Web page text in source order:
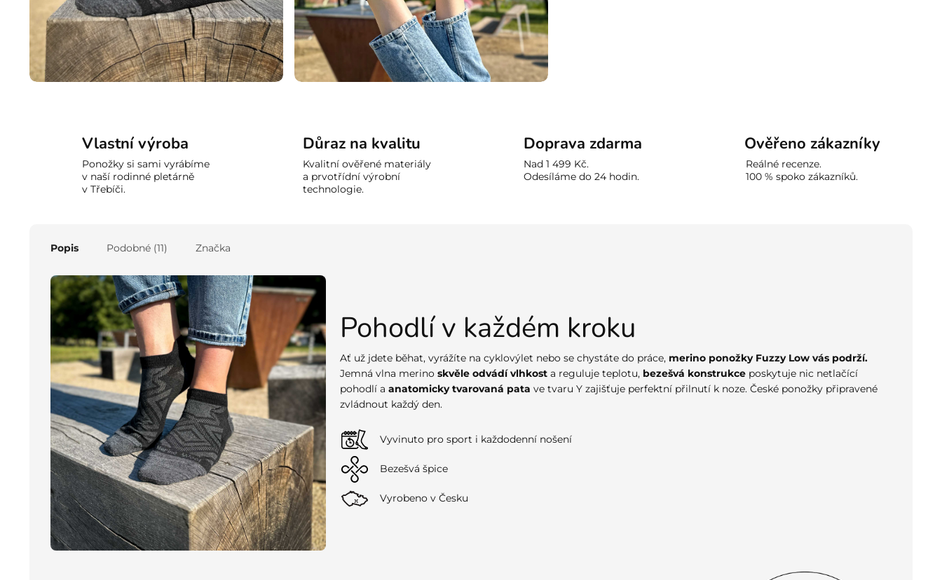
Vlastní výroba
Ponožky si sami vyrábíme
v naší rodinné pletárně
v Třebíči.
Důraz na kvalitu
Kvalitní ověřené materiály
a prvotřídní výrobní
technologie.
Doprava zdarma
Nad 1 499 Kč.
Odesíláme do 24 hodin.
Ověřeno zákazníky
Reálné recenze.
100 % spoko zákazníků.
Popis Podobné (11) Značka
Pohodlí v každém kroku
Ať už jdete běhat, vyrážíte na cyklovýlet nebo se chystáte do práce, merino ponožky Fuzzy Low vás podrží.
Jemná vlna merinoskvěle odvádí vlhkost a reguluje teplotu, bezešvá konstrukce poskytuje nic netlačící
pohodlí aanatomicky tvarovaná pata ve tvaru Y zajišťuje perfektní přilnutí k noze. České ponožky připravené
zvládnout každý den.
Vyvinuto pro sport i každodenní nošení
Bezešvá špice
Vyrobeno v Česku